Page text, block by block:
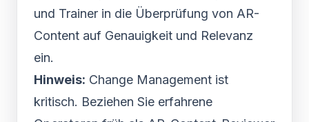
und Trainer in die Überprüfung von AR-
Content auf Genauigkeit und Relevanz
ein.
Hinweis: Change Management ist
kritisch. Beziehen Sie erfahrene